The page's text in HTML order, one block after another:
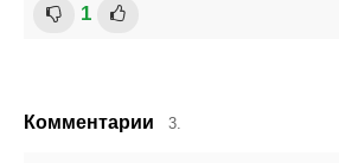
1
Комментарии 3.